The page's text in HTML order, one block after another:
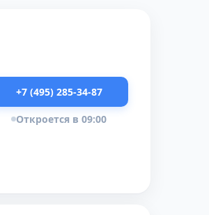
+7 (495) 285-34-87
Откроется в 09:00